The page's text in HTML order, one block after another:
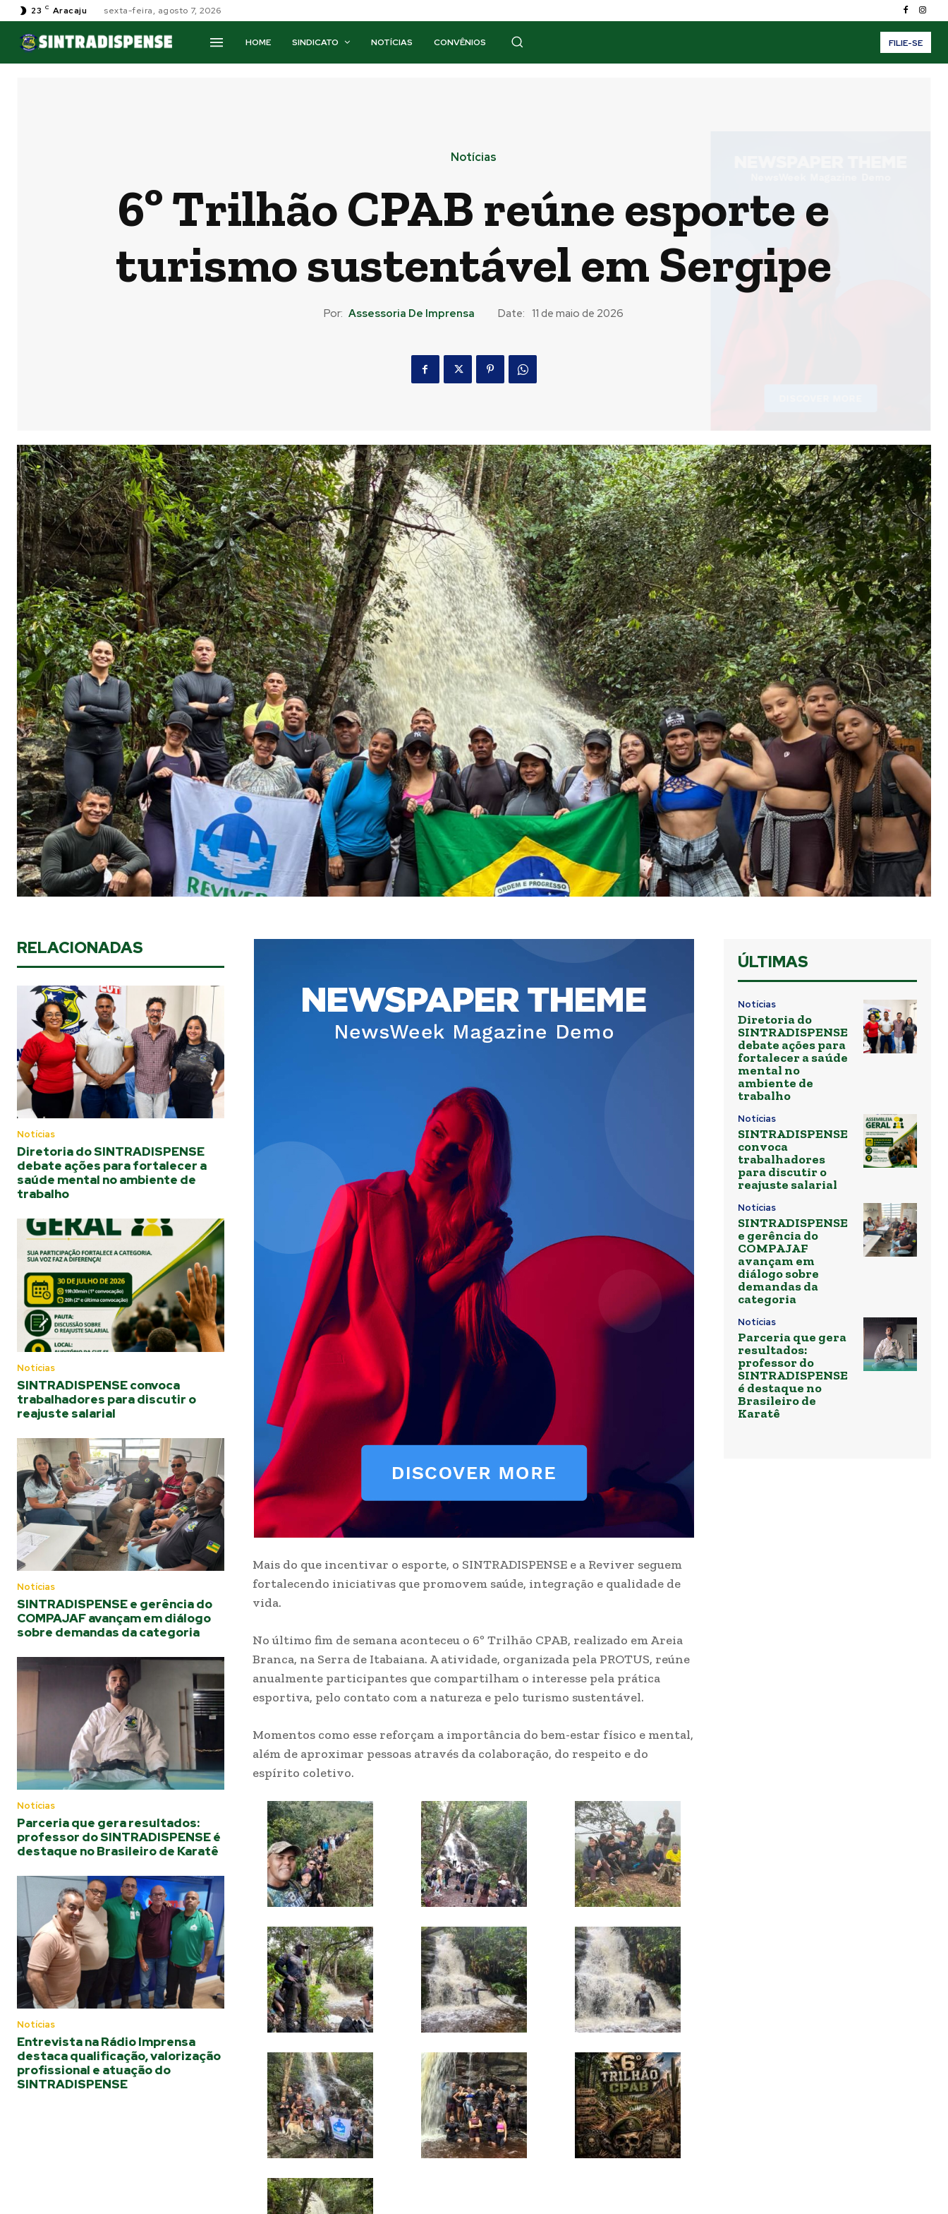
23 C Aracaju sexta-feira, agosto 7, 2026
HOME SINDICATO NOTÍCIAS CONVÊNIOS FILIE-SE
Notícias
6º Trilhão CPAB reúne esporte e
turismo sustentável em Sergipe
Por: Assessoria De Imprensa Date: 11 de maio de 2026
RELACIONADAS
Notícias
Diretoria do SINTRADISPENSE
debate ações para fortalecer a
saúde mental no ambiente de
trabalho
Notícias
SINTRADISPENSE convoca
trabalhadores para discutir o
reajuste salarial
Notícias
SINTRADISPENSE e gerência do
COMPAJAF avançam em diálogo
sobre demandas da categoria
Notícias
Parceria que gera resultados:
professor do SINTRADISPENSE é
destaque no Brasileiro de Karatê
Notícias
Entrevista na Rádio Imprensa
destaca qualificação, valorização
profissional e atuação do
SINTRADISPENSE
Mais do que incentivar o esporte, o SINTRADISPENSE e a Reviver seguem
fortalecendo iniciativas que promovem saúde, integração e qualidade de
vida.
No último fim de semana aconteceu o 6º Trilhão CPAB, realizado em Areia
Branca, na Serra de Itabaiana. A atividade, organizada pela PROTUS, reúne
anualmente participantes que compartilham o interesse pela prática
esportiva, pelo contato com a natureza e pelo turismo sustentável.
Momentos como esse reforçam a importância do bem-estar físico e mental,
além de aproximar pessoas através da colaboração, do respeito e do
espírito coletivo.
ÚLTIMAS
Notícias
Diretoria do
SINTRADISPENSE
debate ações para
fortalecer a saúde
mental no
ambiente de
trabalho
Notícias
SINTRADISPENSE
convoca
trabalhadores
para discutir o
reajuste salarial
Notícias
SINTRADISPENSE
e gerência do
COMPAJAF
avançam em
diálogo sobre
demandas da
categoria
Notícias
Parceria que gera
resultados:
professor do
SINTRADISPENSE
é destaque no
Brasileiro de
Karatê